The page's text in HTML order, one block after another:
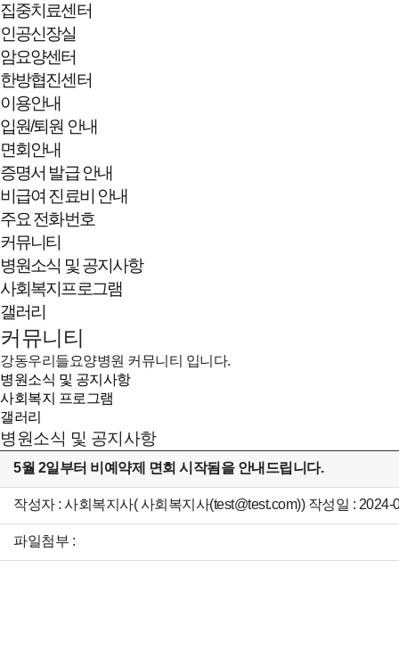
집중치료센터
인공신장실
암요양센터
한방협진센터
이용안내
입원/퇴원 안내
면회안내
증명서 발급 안내
비급여 진료비 안내
주요 전화번호
커뮤니티
병원소식 및 공지사항
사회복지프로그램
갤러리
커뮤니티
강동우리들요양병원 커뮤니티 입니다.
병원소식 및 공지사항
사회복지 프로그램
갤러리
병원소식 및 공지사항
5월 2일부터 비예약제 면회 시작됨을 안내드립니다.
작성자 : 사회복지사( 사회복지사(test@test.com)) 작성일 : 2024-
파일첨부 :